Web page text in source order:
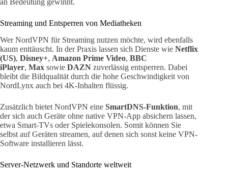
Streaming und Entsperren von Mediatheken
Wer NordVPN für Streaming nutzen möchte, wird ebenfalls
kaum enttäuscht. In der Praxis lassen sich Dienste wie Netflix
(US), Disney+, Amazon Prime Video, BBC
iPlayer, Max sowie DAZN zuverlässig entsperren. Dabei
bleibt die Bildqualität durch die hohe Geschwindigkeit von
NordLynx auch bei 4K-Inhalten flüssig.
Zusätzlich bietet NordVPN eine SmartDNS-Funktion, mit
der sich auch Geräte ohne native VPN-App absichern lassen,
etwa Smart-TVs oder Spielekonsolen. Somit können Sie
selbst auf Geräten streamen, auf denen sich sonst keine VPN-
Software installieren lässt.
Server-Netzwerk und Standorte weltweit